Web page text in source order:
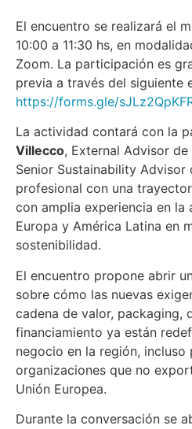
El encuentro se realizará el
10:00 a 11:30 hs, en
Zoom. La participación es
previa a través del siguiente
https://forms.gle/
La actividad contará con la
Villecco, External Advisor
Senior Sustainability Advisor
profesional con una
con amplia experiencia en la
Europa y América Latina en
sostenibilidad.
El encuentro propone abrir
sobre cómo las nuevas
cadena de valor, packaging,
financiamiento ya están
negocio en la región, incluso
organizaciones que no
Unión Europea.
Durante la conversación se